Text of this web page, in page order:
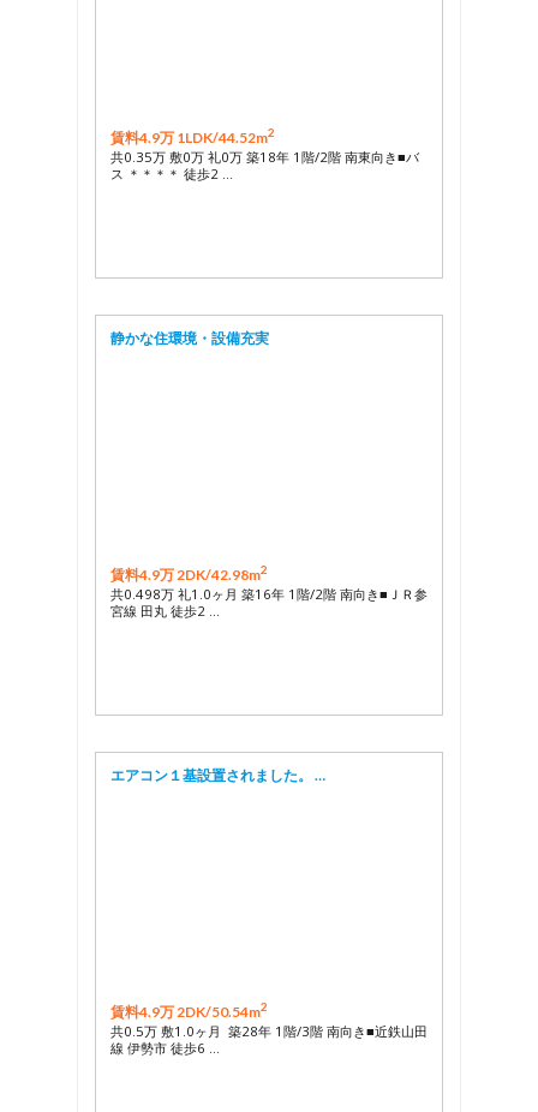
賃料4.9万 1LDK/44.52m2
共0.35万 敷0万 礼0万 築18年 1階/2階 南東向き■バ
ス ＊＊＊＊ 徒歩2 …
静かな住環境・設備充実
賃料4.9万 2DK/42.98m2
共0.498万 礼1.0ヶ月 築16年 1階/2階 南向き■ＪＲ参
宮線 田丸 徒歩2 …
エアコン１基設置されました。 …
賃料4.9万 2DK/50.54m2
共0.5万 敷1.0ヶ月 築28年 1階/3階 南向き■近鉄山田
線 伊勢市 徒歩6 …